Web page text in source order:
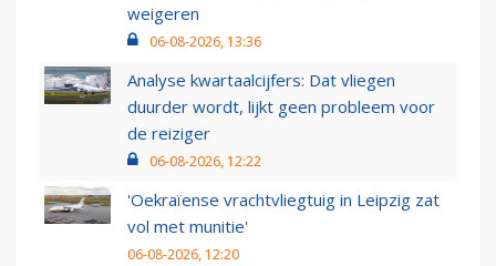
weigeren
06-08-2026, 13:36
Analyse kwartaalcijfers: Dat vliegen
duurder wordt, lijkt geen probleem voor
de reiziger
06-08-2026, 12:22
'Oekraïense vrachtvliegtuig in Leipzig zat
vol met munitie'
06-08-2026, 12:20